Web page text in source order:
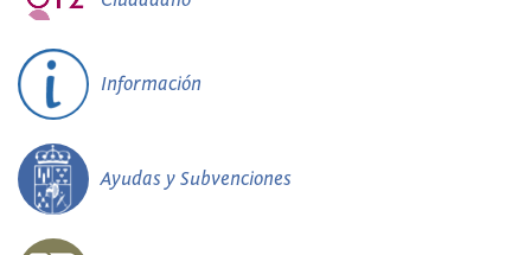
Información
Ayudas y Subvenciones